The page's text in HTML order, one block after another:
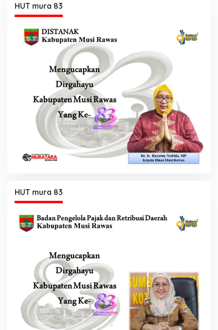
HUT mura 83
HUT mura 83